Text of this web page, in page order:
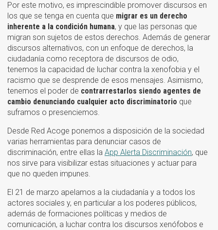
Por este motivo, es imprescindible promover discursos en
los que se tenga en cuenta que migrar es un derecho
inherente a la condición humana, y que las personas que
migran son sujetos de estos derechos. Además de generar
discursos alternativos, con un enfoque de derechos, la
ciudadanía como receptora de discursos de odio,
tenemos la capacidad de luchar contra la xenofobia y el
racismo que se desprende de esos mensajes. Asimismo,
tenemos el poder de contrarrestarlos siendo agentes de
cambio denunciando cualquier acto discriminatorio que
suframos o presenciemos.
Desde Red Acoge ponemos a disposición de la sociedad
varias herramientas para denunciar casos de
discriminación, entre ellas la App Alerta Discriminación, que
nos sirve para visibilizar estas situaciones y actuar para
que no queden impunes.
El 21 de marzo apelamos a la ciudadanía y a todos los
actores sociales y, en particular a los poderes públicos,
además de formaciones políticas y medios de
comunicación, a luchar contra los discursos xenófobos e